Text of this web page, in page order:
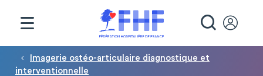
Fil d'Ariane
Imagerie ostéo-articulaire diagnostique et
interventionnelle
Panneau de gestion des cookies